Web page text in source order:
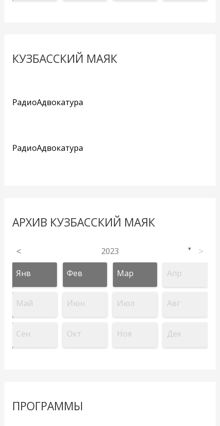
КУЗБАССКИЙ МАЯК
РадиоАдвокатура
РадиоАдвокатура
АРХИВ КУЗБАССКИЙ МАЯК
< 2023 ▼ >
Янв Фев Мар Апр
Май Июн Июл Авг
Сен Окт Ноя Дек
ПРОГРАММЫ